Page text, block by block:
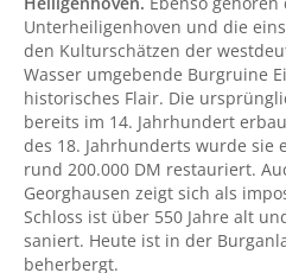
Unterheiligenhoven und die
den Kulturschätzen der
Wasser umgebende Burgruine
historisches Flair. Die
bereits im 14. Jahrhundert
des 18. Jahrhunderts wurde sie
rund 200.000 DM restauriert.
Georghausen zeigt sich als
Schloss ist über 550 Jahre alt
saniert. Heute ist in der
beherbergt.